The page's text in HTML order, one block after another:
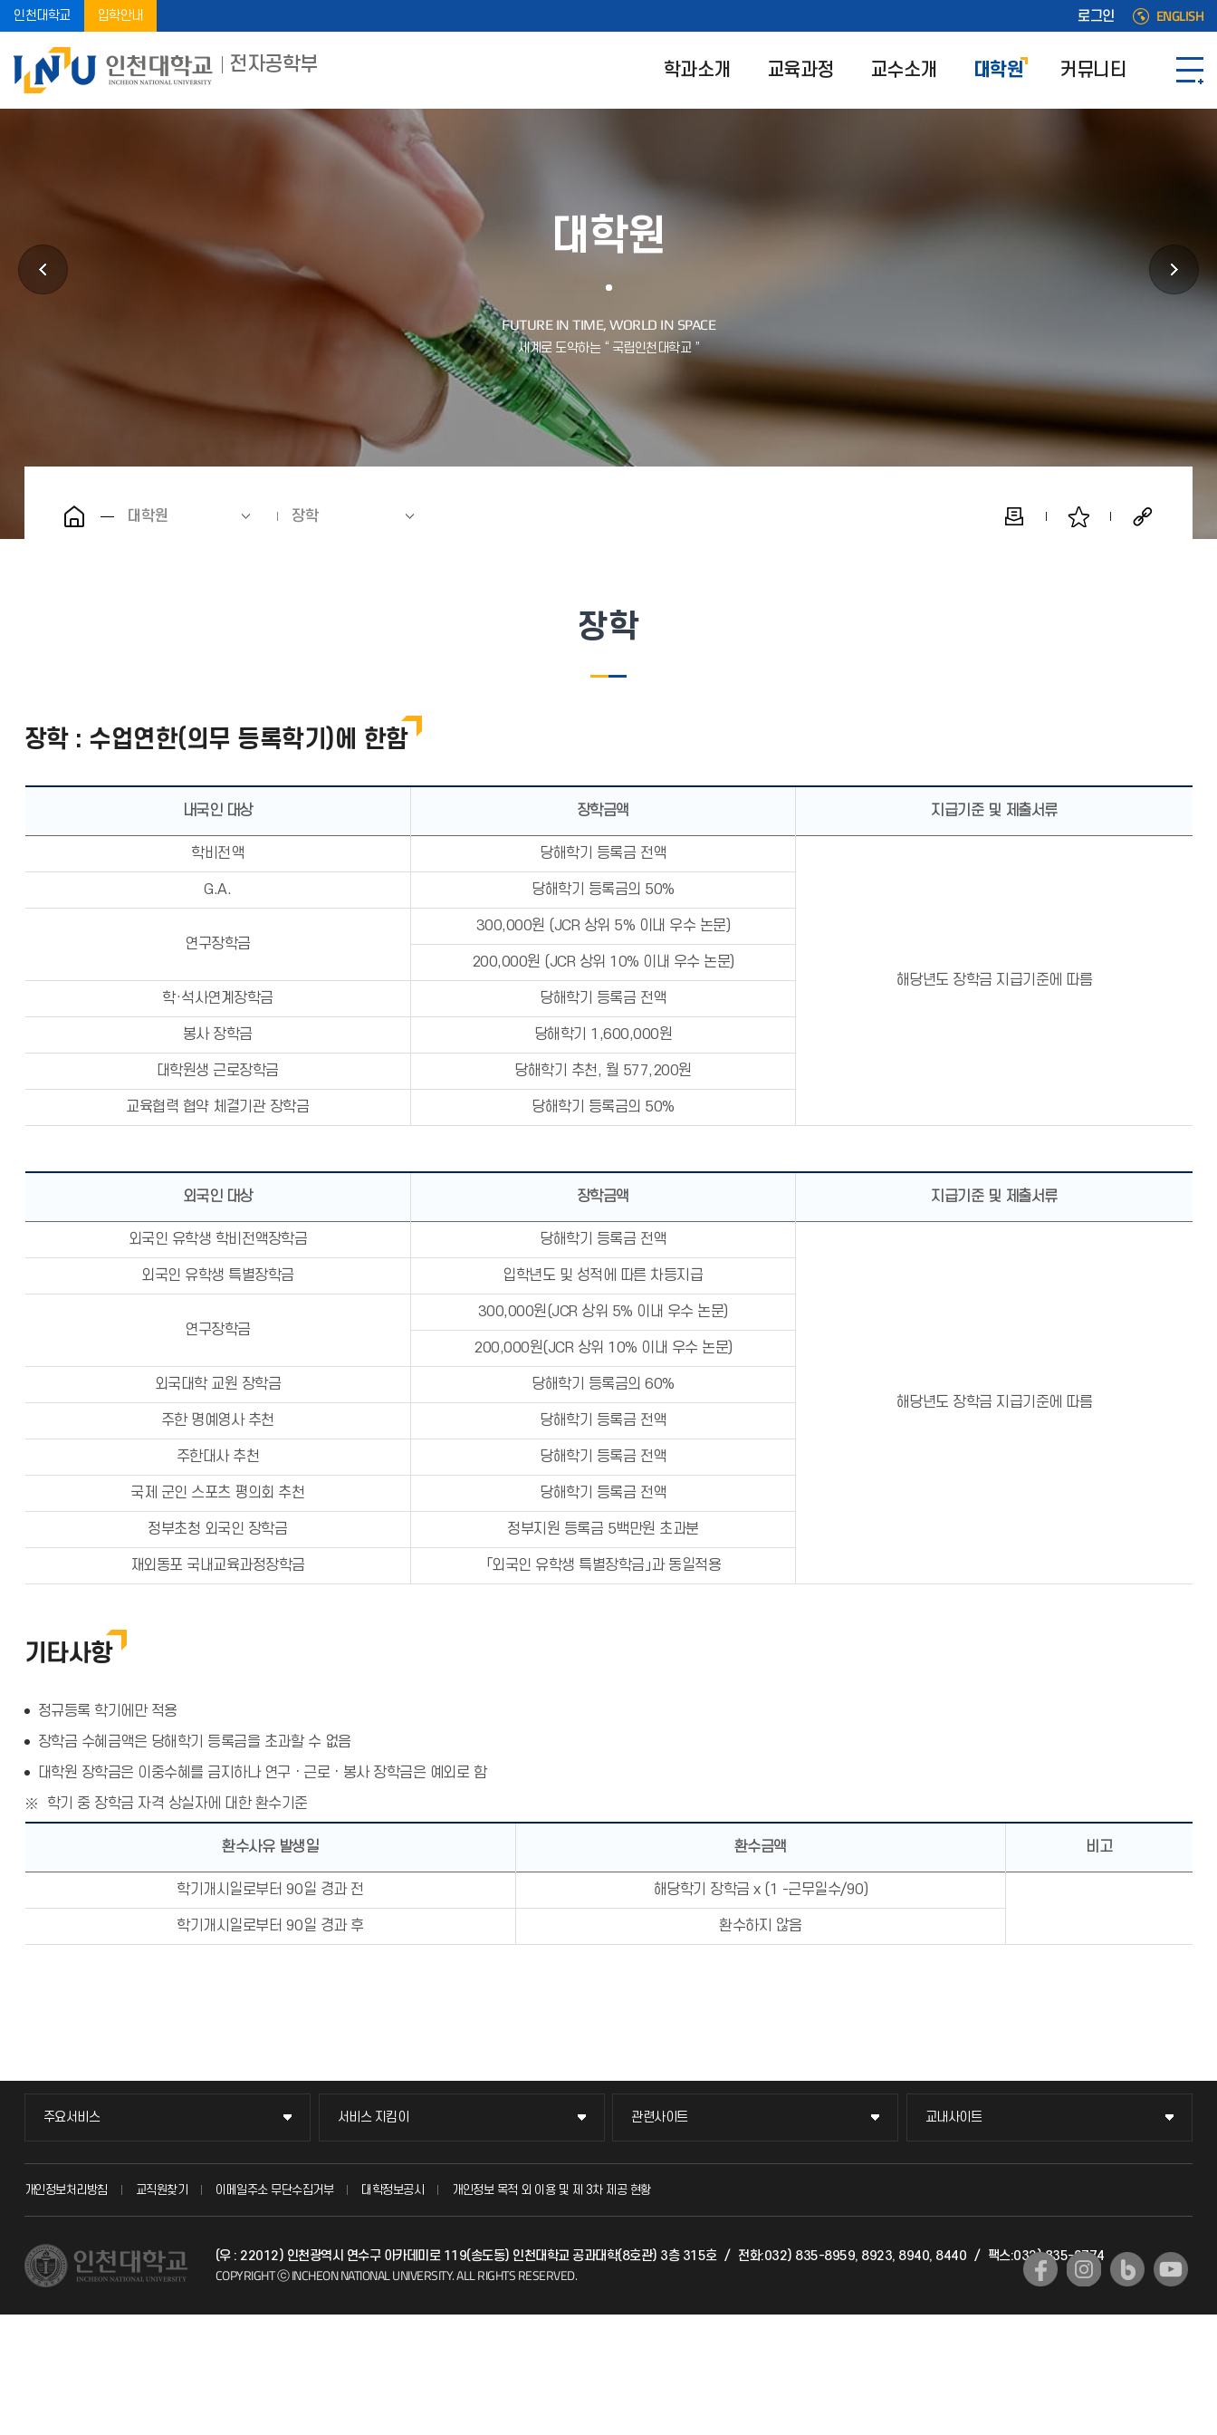
인천대학교 입학안내 로그인 ENGLISH
전자공학부 학과소개 교육과정 교수소개 대학원 커뮤니티
대학원
대학원 장학
장학
장학 : 수업연한(의무 등록학기)에 한함
내국인 대상 장학금액 지급기준 및 제출서류
학비전액 당해학기 등록금 전액
해당년도 장학금 지급기준에 따름
G.A. 당해학기 등록금의 50%
연구장학금
300,000원 (JCR 상위 5% 이내 우수 논문)
200,000원 (JCR 상위 10% 이내 우수 논문)
학·석사연계장학금 당해학기 등록금 전액
봉사 장학금 당해학기 1,600,000원
대학원생 근로장학금 당해학기 추천, 월 577,200원
교육협력 협약 체결기관 장학금 당해학기 등록금의 50%
외국인 대상 장학금액 지급기준 및 제출서류
외국인 유학생 학비전액장학금 당해학기 등록금 전액
해당년도 장학금 지급기준에 따름
외국인 유학생 특별장학금 입학년도 및 성적에 따른 차등지급
연구장학금
300,000원(JCR 상위 5% 이내 우수 논문)
200,000원(JCR 상위 10% 이내 우수 논문)
외국대학 교원 장학금 당해학기 등록금의 60%
주한 명예영사 추천 당해학기 등록금 전액
주한대사 추천 당해학기 등록금 전액
국제 군인 스포츠 평의회 추천 당해학기 등록금 전액
정부초청 외국인 장학금 정부지원 등록금 5백만원 초과분
재외동포 국내교육과정장학금 「외국인 유학생 특별장학금」과 동일적용
기타사항
정규등록 학기에만 적용
장학금 수혜금액은 당해학기 등록금을 초과할 수 없음
대학원 장학금은 이중수혜를 금지하나 연구ㆍ근로ㆍ봉사 장학금은 예외로 함
학기 중 장학금 자격 상실자에 대한 환수기준
환수사유 발생일 환수금액 비고
학기개시일로부터 90일 경과 전 해당학기 장학금 x (1 -근무일수/90)
학기개시일로부터 90일 경과 후 환수하지 않음
주요서비스
주요서비스
교무회의방송
시설예약
서비스 지킴이
서비스 지킴이
묻고 답하기
자주 묻는 질문(FAQ)
관련사이트
관련사이트
국방헬프콜
산학협력단
교내사이트
교내사이트
교수회
국제교류과
개인정보처리방침 교직원찾기 이메일주소 무단수집거부 대학정보공시 개인정보 목적 외 이용 및 제 3차 제공 현황
(우 : 22012) 인천광역시 연수구 아카데미로 119(송도동) 인천대학교 공과대학(8호관) 3층 315호 / 전화:032) 835-8959, 8923, 8940, 8440 / 팩스:032) 835-0774
COPYRIGHT ⓒ INCHEON NATIONAL UNIVERSITY.ALL RIGHTS RESERVED.